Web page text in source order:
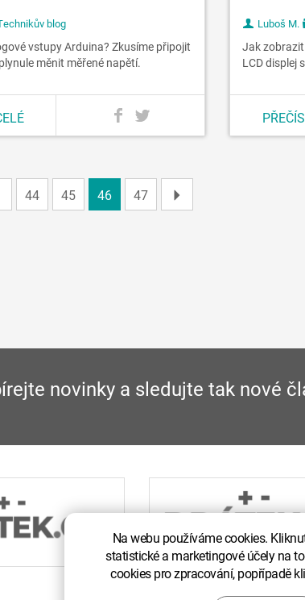
Na webu používáme cookies.
statistické a marketingové účely na
cookies pro zpracování, popřípadě
blog
vstupy Arduina? Zkusíme připojit
měnit měřené napětí.
Luboš M.
Jak
LCD displej
44 45 46 47
novinky a sledujte tak nové